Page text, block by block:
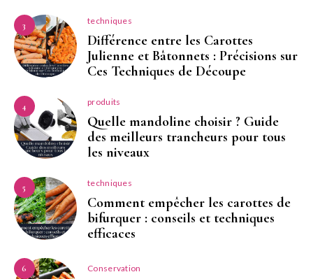
3 techniques
Différence entre les Carottes
Julienne et Bâtonnets : Précisions sur
Ces Techniques de Découpe
4 produits
Quelle mandoline choisir ? Guide
des meilleurs trancheurs pour tous
les niveaux
5 techniques
Comment empêcher les carottes de
bifurquer : conseils et techniques
efficaces
6 Conservation